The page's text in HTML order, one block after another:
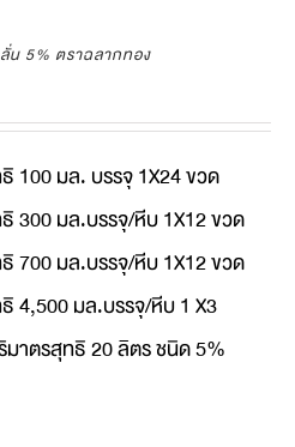
น 5% ตราฉลากทอง
100 มล. บรรจุ 1X24 ขวด
300 มล.บรรจุ/หีบ 1X12 ขวด
700 มล.บรรจุ/หีบ 1X12 ขวด
4,500 มล.บรรจุ/หีบ 1 X3
มาตรสุทธิ 20 ลิตร ชนิด 5%